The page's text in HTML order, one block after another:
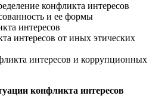
конфликта интересов
и ее формы
интересов
интересов от иных этических
интересов и коррупционных
конфликта интересов